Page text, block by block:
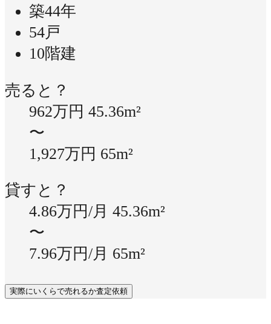
築44年
54戸
10階建
売ると？
962万円 45.36m²
〜
1,927万円 65m²
貸すと？
4.86万円/月 45.36m²
〜
7.96万円/月 65m²
実際にいくらで売れるか査定依頼